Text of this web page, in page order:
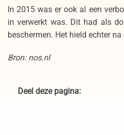
In 2015 was er ook al een
in verwerkt was. Dit had als
beschermen. Het hield echter na
Bron: nos.nl
Deel deze pagina: